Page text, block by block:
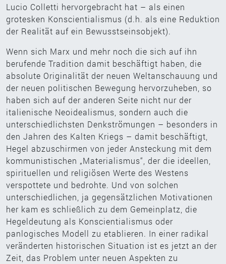
Lucio Colletti hervorgebracht hat – als einen
grotesken Konscientialismus (d.h. als eine Reduktion
der Realität auf ein Bewusstseinsobjekt).
Wenn sich Marx und mehr noch die sich auf ihn
berufende Tradition damit beschäftigt haben, die
absolute Originalität der neuen Weltanschauung und
der neuen politischen Bewegung hervorzuheben, so
haben sich auf der anderen Seite nicht nur der
italienische Neoidealismus, sondern auch die
unterschiedlichsten Denkströmungen – besonders in
den Jahren des Kalten Kriegs – damit beschäftigt,
Hegel abzuschirmen von jeder Ansteckung mit dem
kommunistischen „Materialismus“, der die ideellen,
spirituellen und religiösen Werte des Westens
verspottete und bedrohte. Und von solchen
unterschiedlichen, ja gegensätzlichen Motivationen
her kam es schließlich zu dem Gemeinplatz, die
Hegeldeutung als Konscientialismus oder
panlogisches Modell zu etablieren. In einer radikal
veränderten historischen Situation ist es jetzt an der
Zeit, das Problem unter neuen Aspekten zu